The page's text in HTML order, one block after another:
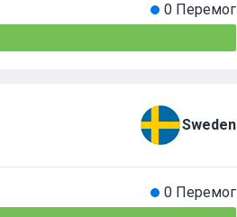
0 Перемог
Sweden
0 Перемог